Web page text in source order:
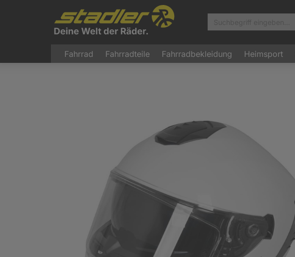
Fahrrad Fahrradteile Fahrradbekleidung Heimsport